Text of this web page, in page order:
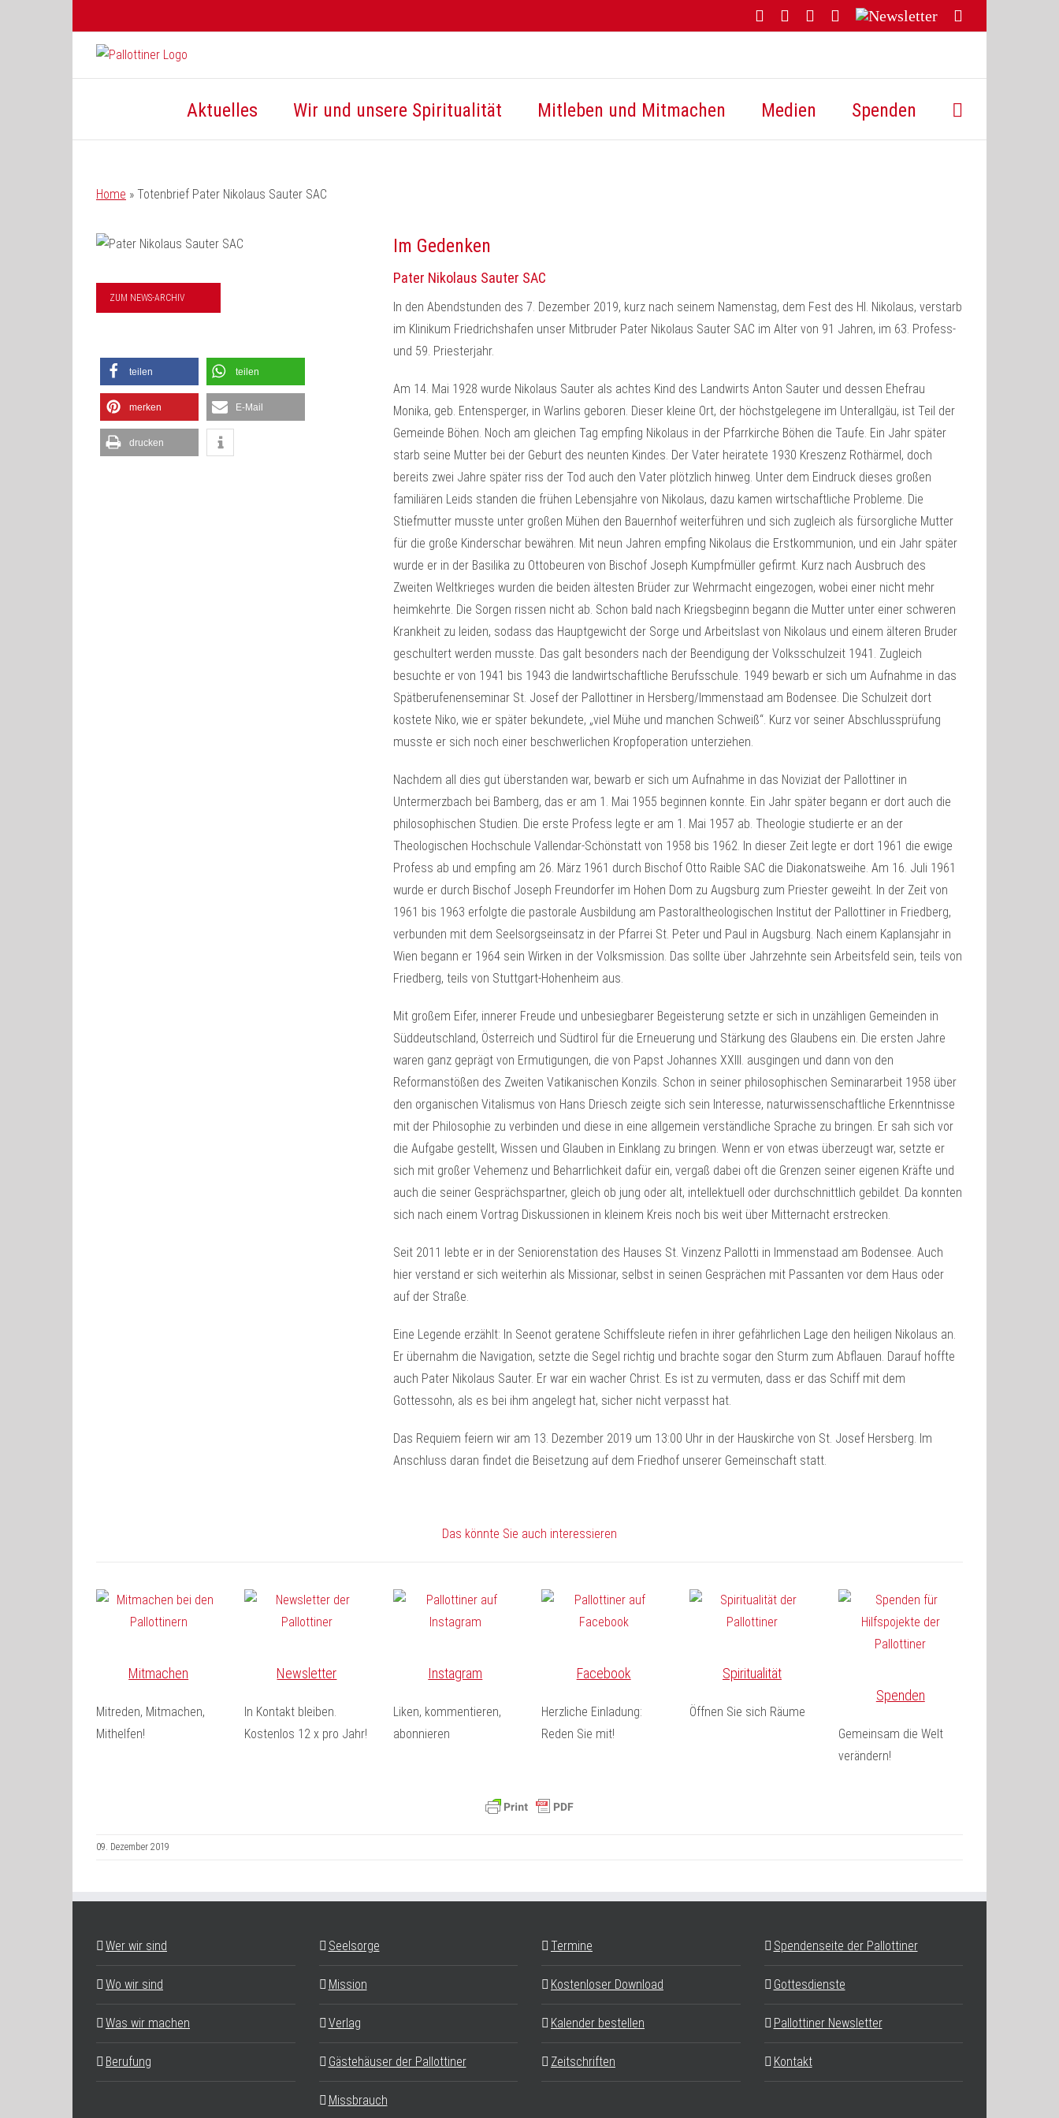
FacebookYouTubeInstagram
Threads
Newsletter
Mail
Aktuelles Wir und unsere Spiritualität Mitleben und Mitmachen Medien Spenden
Home » Totenbrief Pater Nikolaus Sauter SAC
ZUM NEWS-ARCHIV
teilen teilen
merken E-Mail
drucken
Im Gedenken
Pater Nikolaus Sauter SAC
In den Abendstunden des 7. Dezember 2019, kurz nach seinem Namenstag, dem Fest des Hl. Nikolaus, verstarb
im Klinikum Friedrichshafen unser Mitbruder Pater Nikolaus Sauter SAC im Alter von 91 Jahren, im 63. Profess-
und 59. Priesterjahr.
Am 14. Mai 1928 wurde Nikolaus Sauter als achtes Kind des Landwirts Anton Sauter und dessen Ehefrau
Monika, geb. Entensperger, in Warlins geboren. Dieser kleine Ort, der höchstgelegene im Unterallgäu, ist Teil der
Gemeinde Böhen. Noch am gleichen Tag empfing Nikolaus in der Pfarrkirche Böhen die Taufe. Ein Jahr später
starb seine Mutter bei der Geburt des neunten Kindes. Der Vater heiratete 1930 Kreszenz Rothärmel, doch
bereits zwei Jahre später riss der Tod auch den Vater plötzlich hinweg. Unter dem Eindruck dieses großen
familiären Leids standen die frühen Lebensjahre von Nikolaus, dazu kamen wirtschaftliche Probleme. Die
Stiefmutter musste unter großen Mühen den Bauernhof weiterführen und sich zugleich als fürsorgliche Mutter
für die große Kinderschar bewähren. Mit neun Jahren empfing Nikolaus die Erstkommunion, und ein Jahr später
wurde er in der Basilika zu Ottobeuren von Bischof Joseph Kumpfmüller gefirmt. Kurz nach Ausbruch des
Zweiten Weltkrieges wurden die beiden ältesten Brüder zur Wehrmacht eingezogen, wobei einer nicht mehr
heimkehrte. Die Sorgen rissen nicht ab. Schon bald nach Kriegsbeginn begann die Mutter unter einer schweren
Krankheit zu leiden, sodass das Hauptgewicht der Sorge und Arbeitslast von Nikolaus und einem älteren Bruder
geschultert werden musste. Das galt besonders nach der Beendigung der Volksschulzeit 1941. Zugleich
besuchte er von 1941 bis 1943 die landwirtschaftliche Berufsschule. 1949 bewarb er sich um Aufnahme in das
Spätberufenenseminar St. Josef der Pallottiner in Hersberg/Immenstaad am Bodensee. Die Schulzeit dort
kostete Niko, wie er später bekundete, „viel Mühe und manchen Schweiß“. Kurz vor seiner Abschlussprüfung
musste er sich noch einer beschwerlichen Kropfoperation unterziehen.
Nachdem all dies gut überstanden war, bewarb er sich um Aufnahme in das Noviziat der Pallottiner in
Untermerzbach bei Bamberg, das er am 1. Mai 1955 beginnen konnte. Ein Jahr später begann er dort auch die
philosophischen Studien. Die erste Profess legte er am 1. Mai 1957 ab. Theologie studierte er an der
Theologischen Hochschule Vallendar-Schönstatt von 1958 bis 1962. In dieser Zeit legte er dort 1961 die ewige
Profess ab und empfing am 26. März 1961 durch Bischof Otto Raible SAC die Diakonatsweihe. Am 16. Juli 1961
wurde er durch Bischof Joseph Freundorfer im Hohen Dom zu Augsburg zum Priester geweiht. In der Zeit von
1961 bis 1963 erfolgte die pastorale Ausbildung am Pastoraltheologischen Institut der Pallottiner in Friedberg,
verbunden mit dem Seelsorgseinsatz in der Pfarrei St. Peter und Paul in Augsburg. Nach einem Kaplansjahr in
Wien begann er 1964 sein Wirken in der Volksmission. Das sollte über Jahrzehnte sein Arbeitsfeld sein, teils von
Friedberg, teils von Stuttgart-Hohenheim aus.
Mit großem Eifer, innerer Freude und unbesiegbarer Begeisterung setzte er sich in unzähligen Gemeinden in
Süddeutschland, Österreich und Südtirol für die Erneuerung und Stärkung des Glaubens ein. Die ersten Jahre
waren ganz geprägt von Ermutigungen, die von Papst Johannes XXIII. ausgingen und dann von den
Reformanstößen des Zweiten Vatikanischen Konzils. Schon in seiner philosophischen Seminararbeit 1958 über
den organischen Vitalismus von Hans Driesch zeigte sich sein Interesse, naturwissenschaftliche Erkenntnisse
mit der Philosophie zu verbinden und diese in eine allgemein verständliche Sprache zu bringen. Er sah sich vor
die Aufgabe gestellt, Wissen und Glauben in Einklang zu bringen. Wenn er von etwas überzeugt war, setzte er
sich mit großer Vehemenz und Beharrlichkeit dafür ein, vergaß dabei oft die Grenzen seiner eigenen Kräfte und
auch die seiner Gesprächspartner, gleich ob jung oder alt, intellektuell oder durchschnittlich gebildet. Da konnten
sich nach einem Vortrag Diskussionen in kleinem Kreis noch bis weit über Mitternacht erstrecken.
Seit 2011 lebte er in der Seniorenstation des Hauses St. Vinzenz Pallotti in Immenstaad am Bodensee. Auch
hier verstand er sich weiterhin als Missionar, selbst in seinen Gesprächen mit Passanten vor dem Haus oder
auf der Straße.
Eine Legende erzählt: In Seenot geratene Schiffsleute riefen in ihrer gefährlichen Lage den heiligen Nikolaus an.
Er übernahm die Navigation, setzte die Segel richtig und brachte sogar den Sturm zum Abflauen. Darauf hoffte
auch Pater Nikolaus Sauter. Er war ein wacher Christ. Es ist zu vermuten, dass er das Schiff mit dem
Gottessohn, als es bei ihm angelegt hat, sicher nicht verpasst hat.
Das Requiem feiern wir am 13. Dezember 2019 um 13:00 Uhr in der Hauskirche von St. Josef Hersberg. Im
Anschluss daran findet die Beisetzung auf dem Friedhof unserer Gemeinschaft statt.
Das könnte Sie auch interessieren
Mitmachen
Mitreden, Mitmachen,
Mithelfen!
Newsletter
In Kontakt bleiben.
Kostenlos 12 x pro Jahr!
Instagram
Liken, kommentieren,
abonnieren
Facebook
Herzliche Einladung:
Reden Sie mit!
Spiritualität
Öffnen Sie sich Räume
Spenden
Gemeinsam die Welt
verändern!
09. Dezember 2019
Wer wir sind
Wo wir sind
Was wir machen
Berufung
Seelsorge
Mission
Verlag
Gästehäuser der Pallottiner
Missbrauch
Termine
Kostenloser Download
Kalender bestellen
Zeitschriften
Spendenseite der Pallottiner
Gottesdienste
Pallottiner Newsletter
Kontakt